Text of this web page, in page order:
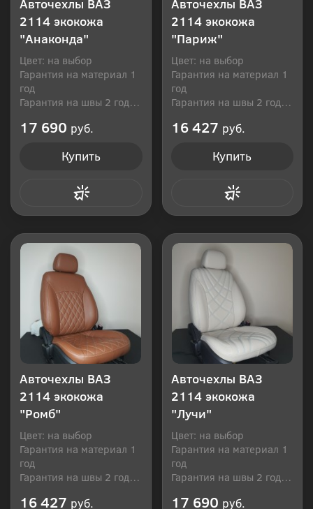
Авточехлы ВАЗ
2114 экокожа
"Анаконда"
Цвет: на выбор
Гарантия на материал 1
год
Гарантия на швы 2 года
17 690 руб.
Купить
Авточехлы ВАЗ
2114 экокожа
"Париж"
Цвет: на выбор
Гарантия на материал 1
год
Гарантия на швы 2 года
16 427 руб.
Купить
Авточехлы ВАЗ
2114 экокожа
"Ромб"
Цвет: на выбор
Гарантия на материал 1
год
Гарантия на швы 2 года
16 427 руб.
Авточехлы ВАЗ
2114 экокожа
"Лучи"
Цвет: на выбор
Гарантия на материал 1
год
Гарантия на швы 2 года
17 690 руб.